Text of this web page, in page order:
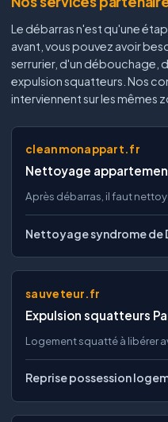
Le débarras n'est qu'une
avant, vous pouvez avoir
serrurier, d'un débouchage,
expulsion squatteurs. Nos
interviennent sur les mêmes
cleanmonappart.fr
Nettoyage
Après débarras, il faut
Nettoyage syndrome de
sauveteur.fr
Expulsion squatteurs
Logement squatté à libérer
Reprise possession